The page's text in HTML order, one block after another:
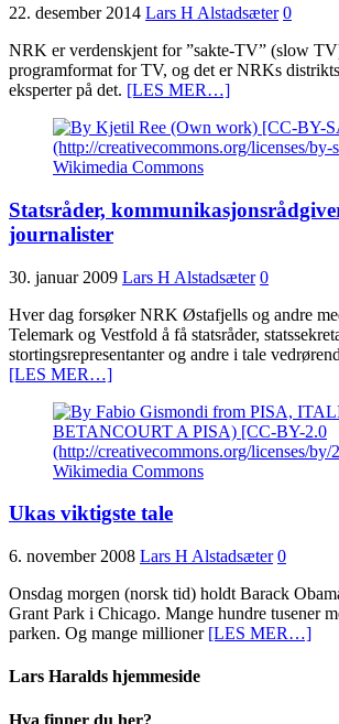
22. desember 2014 Lars H Alstadsæter 0
NRK er verdenskjent for ”sakte-TV” (slow
programformat for TV, og det er NRKs
eksperter på det. [LES MER…]
Statsråder,
journalister
30. januar 2009 Lars H Alstadsæter 0
Hver dag forsøker NRK Østafjells og andre
Telemark og Vestfold å få statsråder,
stortingsrepresentanter og andre i tale
[LES MER…]
Ukas viktigste tale
6. november 2008 Lars H Alstadsæter 0
Onsdag morgen (norsk tid) holdt Barack
Grant Park i Chicago. Mange hundre tusener
parken. Og mange millioner [LES MER…]
Lars Haralds hjemmeside
Hva finner du her?